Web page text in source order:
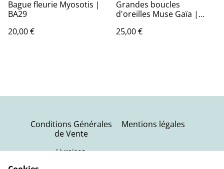
Bague fleurie Myosotis |
BA29
20,00 €
Grandes boucles
d'oreilles Muse Gaïa |
25,00 €
Conditions Générales
de Vente
Livraison
Mentions légales